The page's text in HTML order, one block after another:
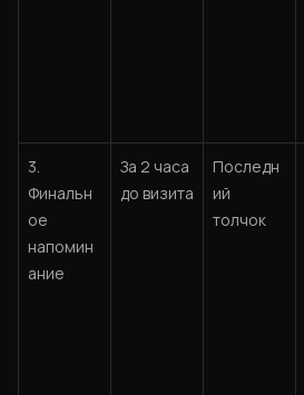
3.
Финальн
ое
напомин
ание
За 2 часа
до визита
Последн
ий
толчок